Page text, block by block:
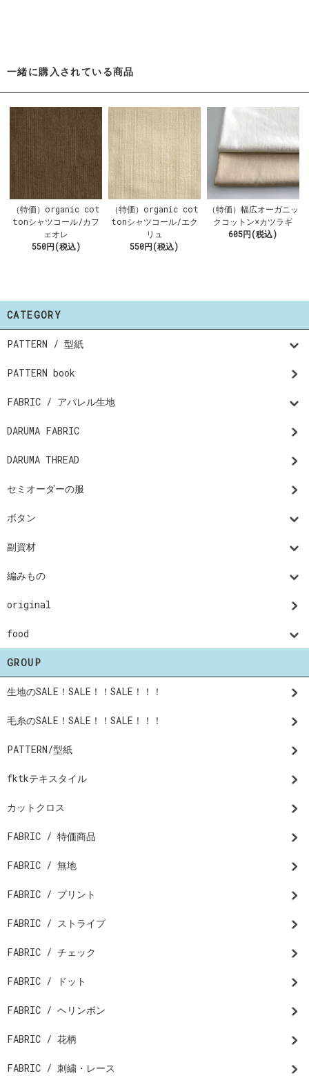
一緒に購入されている商品
（特価）organic cot
tonシャツコール/カフ
ェオレ
550円(税込)
（特価）organic cot
tonシャツコール/エク
リュ
550円(税込)
（特価）幅広オーガニッ
クコットン×カツラギ
605円(税込)
CATEGORY
PATTERN / 型紙
PATTERN book
FABRIC / アパレル生地
DARUMA FABRIC
DARUMA THREAD
セミオーダーの服
ボタン
副資材
編みもの
original
food
GROUP
生地のSALE！SALE！！SALE！！！
毛糸のSALE！SALE！！SALE！！！
PATTERN/型紙
fktkテキスタイル
カットクロス
FABRIC / 特価商品
FABRIC / 無地
FABRIC / プリント
FABRIC / ストライプ
FABRIC / チェック
FABRIC / ドット
FABRIC / ヘリンボン
FABRIC / 花柄
FABRIC / 刺繍・レース